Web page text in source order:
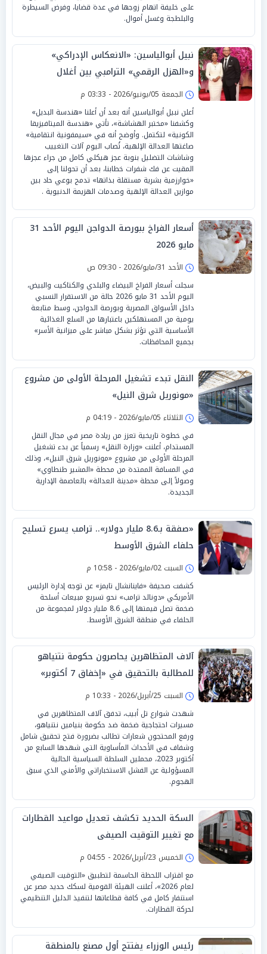
على خليفة اتهام زوجها في عدة قضايا، وفرض السيطرة
والبلطجة وغسل أموال.
نبيل أبوالياسين: «الانعكاس الإدراكي»
و«الهزل الرقمي» الترامبي بين أغلال
الكونغرس و«الاعترافات الارتدادية» لـ إلهان
عمر
الجمعة 05/يونيو/2026 - 03:33 م
أعلن نبيل أبوالياسين أنه بعد أن أعلنا «هندسة البديل»
وكشفنا «مختبر الهشاشة»، تأتي «هندسة الميتافيزيقا
الكونية» لتكتمل. وأوضح أنه في «سيمفونية انتقامية»
صاغتها العدالة الإلهية، تُصاب اليوم آلات التغييب
وشاشات التضليل بنوبة عجز هيكلي كامل من جراء عجزها
المقيت عن فك شفرات خطابنا، بعد أن تحولنا إلى
«خوارزمية بشرية مستقلة بذاتها» تدمج بوعي حاد بين
موازين العدالة الإلهية وصدمات الهزيمة الدنيوية .
أسعار الفراخ ببورصة الدواجن اليوم الأحد 31
مايو 2026
الأحد 31/مايو/2026 - 09:30 ص
سجلت أسعار الفراخ البيضاء والبلدي والكتاكيت والبيض،
اليوم الأحد 31 مايو 2026 حالة من الاستقرار النسبي
داخل الأسواق المصرية وبورصة الدواجن، وسط متابعة
يومية من المستهلكين باعتبارها من السلع الغذائية
الأساسية التي تؤثر بشكل مباشر على ميزانية الأسر»
بجميع المحافظات.
النقل تبدء تشغيل المرحلة الأولى من مشروع
«مونوريل شرق النيل»
الثلاثاء 05/مايو/2026 - 04:19 م
في خطوة تاريخية تعزز من ريادة مصر في مجال النقل
المستدام، أعلنت «وزارة النقل» رسمياً عن بدء تشغيل
المرحلة الأولى من مشروع «مونوريل شرق النيل»، وذلك
في المسافة الممتدة من محطة «المشير طنطاوي»
وصولاً إلى محطة «مدينة العدالة» بالعاصمة الإدارية
الجديدة.
«صفقة بـ8.6 مليار دولار».. ترامب يسرع تسليح
حلفاء الشرق الأوسط
السبت 02/مايو/2026 - 10:58 م
كشفت صحيفة «فاينانشال تايمز» عن توجه إدارة الرئيس
الأمريكي «دونالد ترامب» نحو تسريع مبيعات أسلحة
ضخمة تصل قيمتها إلى 8.6 مليار دولار لمجموعة من
الحلفاء في منطقة الشرق الأوسط.
آلاف المتظاهرين يحاصرون حكومة نتنياهو
للمطالبة بالتحقيق في «إخفاق 7 أكتوبر»
السبت 25/أبريل/2026 - 10:33 م
شهدت شوارع تل أبيب، تدفق آلاف المتظاهرين في
مسيرات احتجاجية ضخمة ضد حكومة بنيامين نتنياهو،
ورفع المحتجون شعارات تطالب بضرورة فتح تحقيق شامل
وشفاف في الأحداث المأساوية التي شهدها السابع من
أكتوبر 2023، محملين السلطة السياسية الحالية
المسؤولية عن الفشل الاستخباراتي والأمني الذي سبق
الهجوم.
السكة الحديد تكشف تعديل مواعيد القطارات
مع تغيير التوقيت الصيفى
الخميس 23/أبريل/2026 - 04:55 م
مع اقتراب اللحظة الحاسمة لتطبيق «التوقيت الصيفي
لعام 2026»، أعلنت الهيئة القومية لسكك حديد مصر عن
استنفار كامل في كافة قطاعاتها لتنفيذ الدليل التنظيمي
لحركة القطارات.
رئيس الوزراء يفتتح أول مصنع بالمنطقة